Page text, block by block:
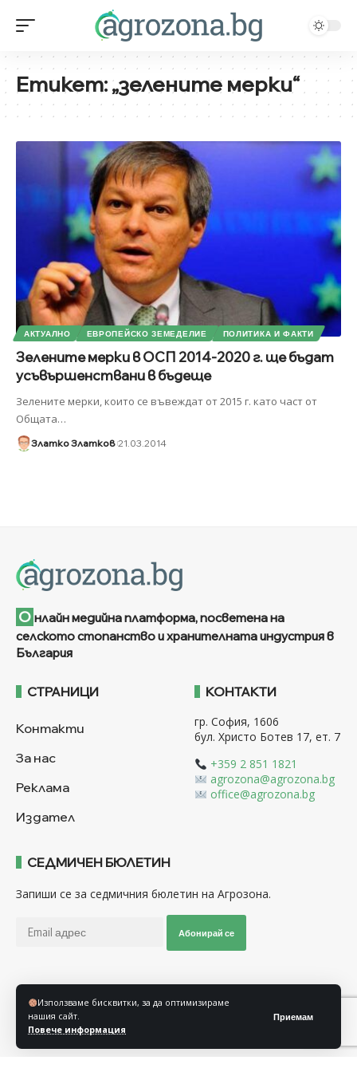
Използваме бисквитки, за да оптимизираме
нашия сайт.
Повече информация
Приемам
Етикет:„зелените мерки“
АКТУАЛНО ЕВРОПЕЙСКО ЗЕМЕДЕЛИЕ ПОЛИТИКА И ФАКТИ
Зелените мерки в ОСП 2014-2020 г. ще бъдат
усъвършенствани в бъдеще
Зелените мерки, които се въвеждат от 2015 г. като част от
Общата…
Златко Златков 21.03.2014
О нлайн медийна платформа, посветена на
селското стопанство и хранителната индустрия в
България
СТРАНИЦИ
Контакти
За нас
Реклама
Издател
КОНТАКТИ
гр. София, 1606
бул. Христо Ботев 17, ет. 7
+359 2 851 1821
agrozona@agrozona.bg
office@agrozona.bg
СЕДМИЧЕН БЮЛЕТИН
Запиши се за седмичния бюлетин на Агрозона.
Абонирай се
Последвайте ни